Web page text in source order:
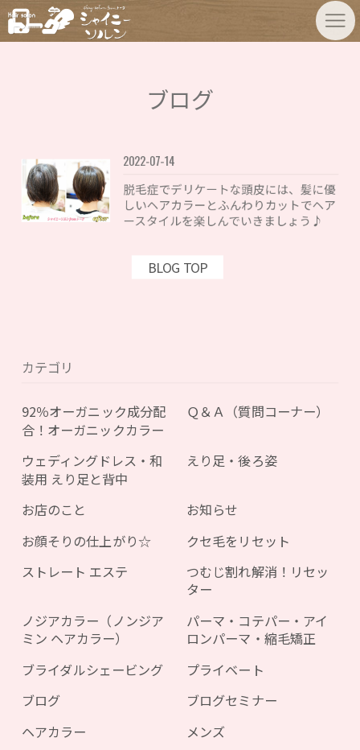
ブログ
2022-07-14
脱毛症でデリケートな頭皮には、髪に優
しいヘアカラーとふんわりカットでヘア
ースタイルを楽しんでいきましょう♪
BLOG TOP
カテゴリ
92％オーガニック成分配
合！オーガニックカラー
Ｑ＆Ａ（質問コーナー）
ウェディングドレス・和
装用 えり足と背中
えり足・後ろ姿
お店のこと
お知らせ
お顔そりの仕上がり☆
クセ毛をリセット
ストレート エステ
つむじ割れ解消！リセッ
ター
ノジアカラー（ノンジア
ミン ヘアカラー）
パーマ・コテパー・アイ
ロンパーマ・縮毛矯正
ブライダルシェービング
プライベート
ブログ
ブログセミナー
ヘアカラー
メンズ